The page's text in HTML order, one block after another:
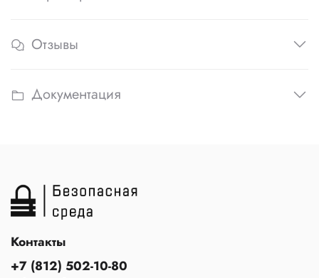
Отзывы
Документация
Контакты
+7 (812) 502-10-80